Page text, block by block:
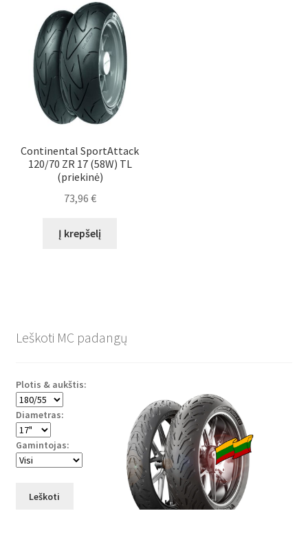
Continental SportAttack
120/70 ZR 17 (58W) TL
(priekinė)
73,96 €
Į krepšelį
Leškoti MC padangų
Plotis & aukštis:
Diametras:
Gamintojas:
Leškoti